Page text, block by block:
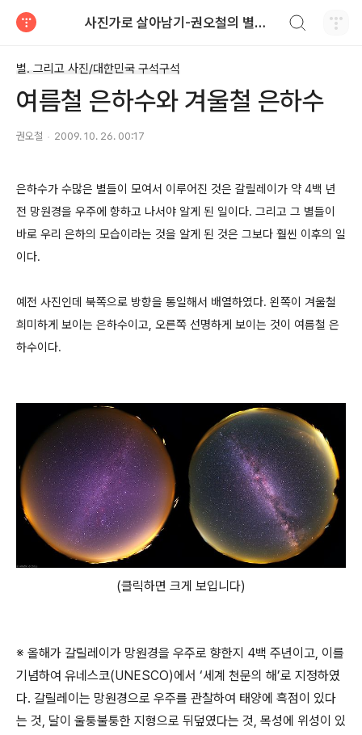
사진가로 살아남기-권오철의 별과 사진
별. 그리고 사진/대한민국 구석구석
여름철 은하수와 겨울철 은하수
권오철 2009. 10. 26. 00:17
은하수가 수많은 별들이 모여서 이루어진 것은 갈릴레이가 약 4백 년
전 망원경을 우주에 향하고 나서야 알게 된 일이다. 그리고 그 별들이
바로 우리 은하의 모습이라는 것을 알게 된 것은 그보다 훨씬 이후의 일
이다.
예전 사진인데 북쪽으로 방향을 통일해서 배열하였다. 왼쪽이 겨울철
희미하게 보이는 은하수이고, 오른쪽 선명하게 보이는 것이 여름철 은
하수이다.
(클릭하면 크게 보입니다)
※ 올해가 갈릴레이가 망원경을 우주로 향한지 4백 주년이고, 이를
기념하여 유네스코(UNESCO)에서 ‘세계 천문의 해’로 지정하였
다. 갈릴레이는 망원경으로 우주를 관찰하여 태양에 흑점이 있다
는 것, 달이 울퉁불퉁한 지형으로 뒤덮였다는 것, 목성에 위성이 있